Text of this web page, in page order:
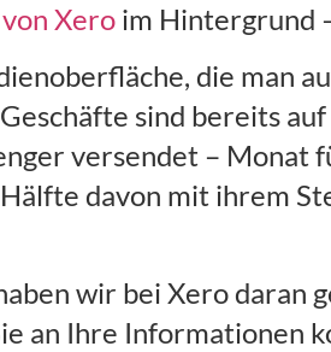
Xero im Hintergrund
die man
sind bereits
versendet –
davon mit ihrem
wir bei Xero
an Ihre Informationen